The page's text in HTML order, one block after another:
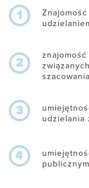
1
2
3
udzielania
4